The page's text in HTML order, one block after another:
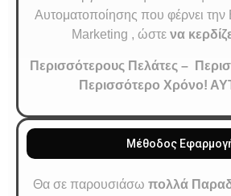
Αυτοματοποίησης που φέρνει
Marketing , ώστε να
Περισσότερους Πελάτες –
Περισσότερο Χρόνο!
Μέθοδος
Θα σε παρουσιάσω πολλά